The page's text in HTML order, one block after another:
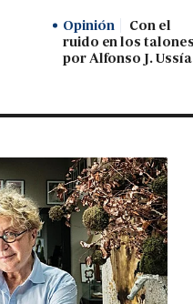
Opinión
Con el
ruido en los
por Alfonso J. Ussía